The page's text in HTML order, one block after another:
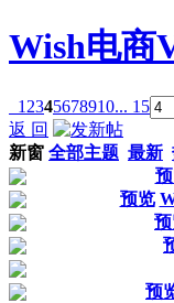
Wish电商
1 2345678910... 15
返 回
新窗 全部主题 最新
预览
预